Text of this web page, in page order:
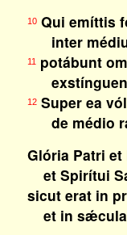
10Qui emíttis
inter
11potábunt
12Super ea
de médio
Glória Patri et
et Spirítui
sicut erat in
et in sǽcula